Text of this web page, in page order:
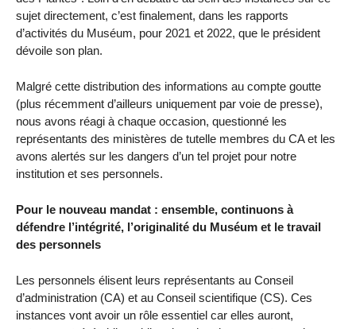
sujet directement, c’est finalement, dans les rapports
d’activités du Muséum, pour 2021 et 2022, que le président
dévoile son plan.
Malgré cette distribution des informations au compte goutte
(plus récemment d’ailleurs uniquement par voie de presse),
nous avons réagi à chaque occasion, questionné les
représentants des ministères de tutelle membres du CA et les
avons alertés sur les dangers d’un tel projet pour notre
institution et ses personnels.
Pour le nouveau mandat : ensemble, continuons à
défendre l’intégrité, l’originalité du Muséum et le travail
des personnels
Les personnels élisent leurs représentants au Conseil
d’administration (CA) et au Conseil scientifique (CS). Ces
instances vont avoir un rôle essentiel car elles auront,